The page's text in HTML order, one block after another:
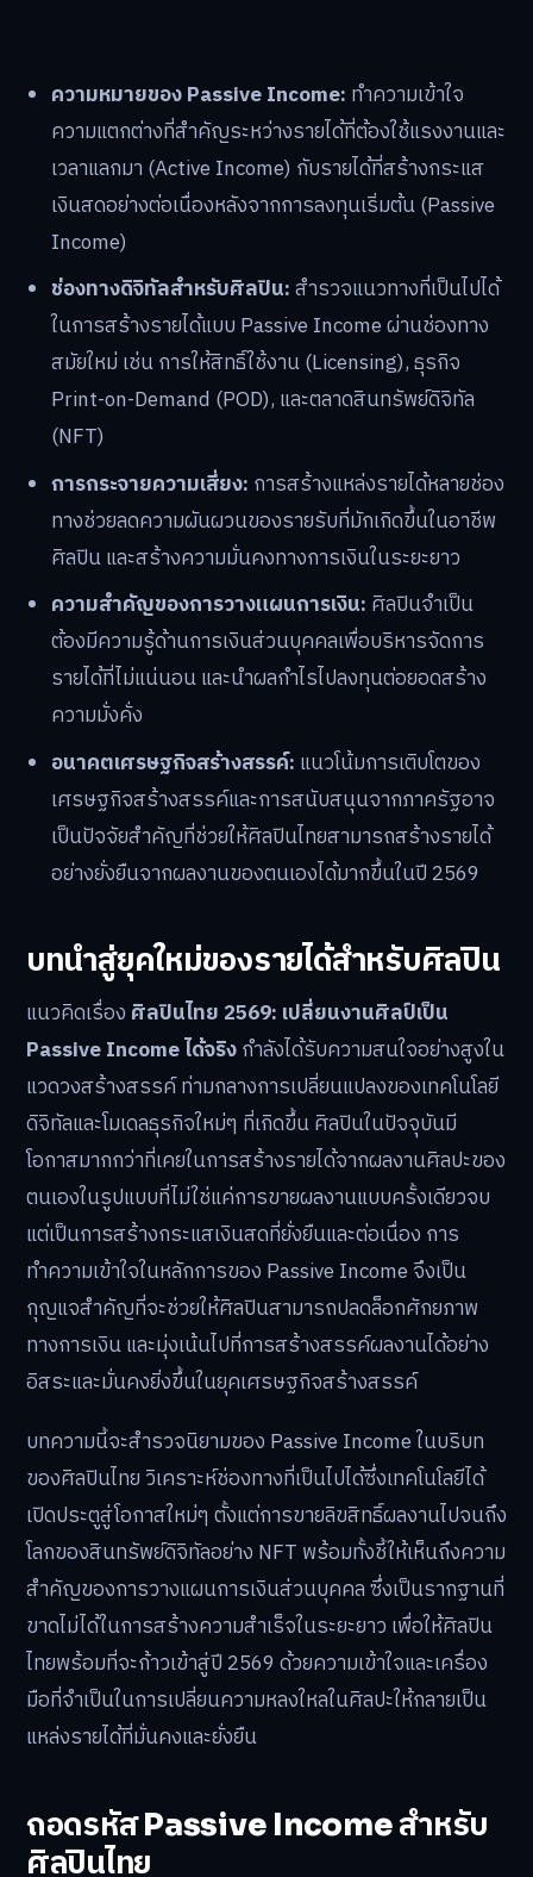
ความหมายของ Passive Income: ทำความเข้าใจ
ความแตกต่างที่สำคัญระหว่างรายได้ที่ต้องใช้แรงงานและ
เวลาแลกมา (Active Income) กับรายได้ที่สร้างกระแส
เงินสดอย่างต่อเนื่องหลังจากการลงทุนเริ่มต้น (Passive
Income)
ช่องทางดิจิทัลสำหรับศิลปิน:สำรวจแนวทางที่เป็นไปได้
ในการสร้างรายได้แบบ Passive Income ผ่านช่องทาง
สมัยใหม่ เช่น การให้สิทธิ์ใช้งาน (Licensing), ธุรกิจ
Print-on-Demand (POD), และตลาดสินทรัพย์ดิจิทัล
(NFT)
การกระจายความเสี่ยง: การสร้างแหล่งรายได้หลายช่อง
ทางช่วยลดความผันผวนของรายรับที่มักเกิดขึ้นในอาชีพ
ศิลปิน และสร้างความมั่นคงทางการเงินในระยะยาว
ความสำคัญของการวางแผนการเงิน: ศิลปินจำเป็น
ต้องมีความรู้ด้านการเงินส่วนบุคคลเพื่อบริหารจัดการ
รายได้ที่ไม่แน่นอน และนำผลกำไรไปลงทุนต่อยอดสร้าง
ความมั่งคั่ง
อนาคตเศรษฐกิจสร้างสรรค์: แนวโน้มการเติบโตของ
เศรษฐกิจสร้างสรรค์และการสนับสนุนจากภาครัฐอาจ
เป็นปัจจัยสำคัญที่ช่วยให้ศิลปินไทยสามารถสร้างรายได้
อย่างยั่งยืนจากผลงานของตนเองได้มากขึ้นในปี 2569
บทนำสู่ยุคใหม่ของรายได้สำหรับศิลปิน
แนวคิดเรื่อง ศิลปินไทย 2569: เปลี่ยนงานศิลป์เป็น
Passive Income ได้จริงกำลังได้รับความสนใจอย่างสูงใน
แวดวงสร้างสรรค์ ท่ามกลางการเปลี่ยนแปลงของเทคโนโลยี
ดิจิทัลและโมเดลธุรกิจใหม่ๆ ที่เกิดขึ้น ศิลปินในปัจจุบันมี
โอกาสมากกว่าที่เคยในการสร้างรายได้จากผลงานศิลปะของ
ตนเองในรูปแบบที่ไม่ใช่แค่การขายผลงานแบบครั้งเดียวจบ
แต่เป็นการสร้างกระแสเงินสดที่ยั่งยืนและต่อเนื่อง การ
ทำความเข้าใจในหลักการของ Passive Income จึงเป็น
กุญแจสำคัญที่จะช่วยให้ศิลปินสามารถปลดล็อกศักยภาพ
ทางการเงิน และมุ่งเน้นไปที่การสร้างสรรค์ผลงานได้อย่าง
อิสระและมั่นคงยิ่งขึ้นในยุคเศรษฐกิจสร้างสรรค์
บทความนี้จะสำรวจนิยามของ Passive Income ในบริบท
ของศิลปินไทย วิเคราะห์ช่องทางที่เป็นไปได้ซึ่งเทคโนโลยีได้
เปิดประตูสู่โอกาสใหม่ๆ ตั้งแต่การขายลิขสิทธิ์ผลงานไปจนถึง
โลกของสินทรัพย์ดิจิทัลอย่าง NFT พร้อมทั้งชี้ให้เห็นถึงความ
สำคัญของการวางแผนการเงินส่วนบุคคล ซึ่งเป็นรากฐานที่
ขาดไม่ได้ในการสร้างความสำเร็จในระยะยาว เพื่อให้ศิลปิน
ไทยพร้อมที่จะก้าวเข้าสู่ปี 2569 ด้วยความเข้าใจและเครื่อง
มือที่จำเป็นในการเปลี่ยนความหลงใหลในศิลปะให้กลายเป็น
แหล่งรายได้ที่มั่นคงและยั่งยืน
ถอดรหัส Passive Income สำหรับ
ศิลปินไทย